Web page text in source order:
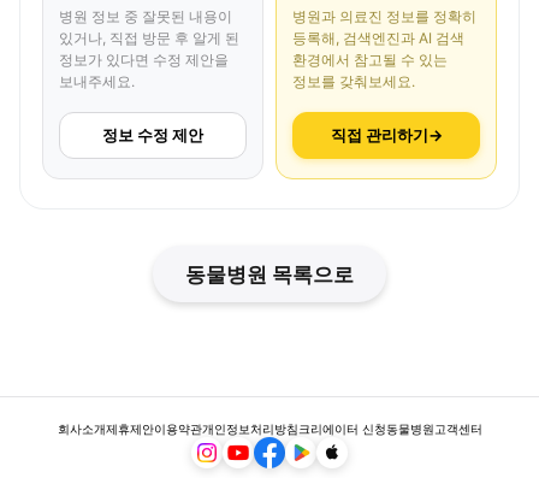
병원 정보 중 잘못된 내용이
있거나, 직접 방문 후 알게 된
정보가 있다면 수정 제안을
보내주세요.
정보 수정 제안
병원과 의료진 정보를 정확히
등록해, 검색엔진과 AI 검색
환경에서 참고될 수 있는
정보를 갖춰보세요.
직접 관리하기→
동물병원 목록으로
회사소개제휴제안이용약관개인정보처리방침크리에이터 신청동물병원고객센터